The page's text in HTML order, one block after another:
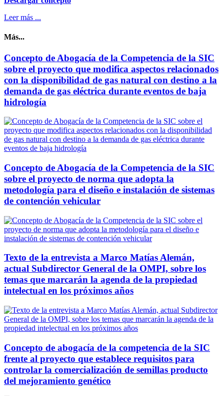
Leer más ...
Más...
Concepto de Abogacía de la Competencia de la SIC
sobre el proyecto que modifica aspectos relacionados
con la disponibilidad de gas natural con destino a la
demanda de gas eléctrica durante eventos de baja
hidrología
Concepto de Abogacía de la Competencia de la SIC
sobre el proyecto de norma que adopta la
metodología para el diseño e instalación de sistemas
de contención vehicular
Texto de la entrevista a Marco Matías Alemán,
actual Subdirector General de la OMPI, sobre los
temas que marcarán la agenda de la propiedad
intelectual en los próximos años
Concepto de abogacía de la competencia de la SIC
frente al proyecto que establece requisitos para
controlar la comercialización de semillas producto
del mejoramiento genético